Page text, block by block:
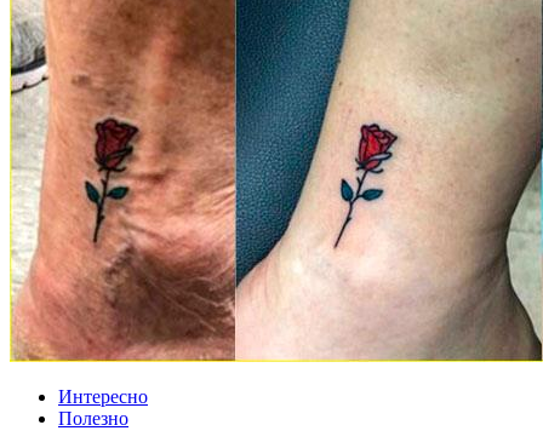
Интересно
Полезно